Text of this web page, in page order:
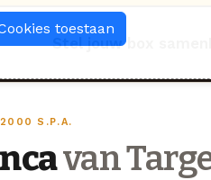
Stel jouw box samen
2000 S.P.A.
van
toestaan